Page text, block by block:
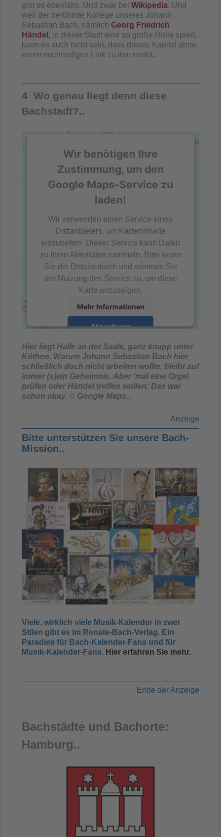
gibt es ebenfalls. Und zwar bei Wikipedia. Und
weil der berühmte Kollege unseres Johann
Sebastian Bach, nämlich Georg Friedrich
Händel, in dieser Stadt eine so große Rolle spielt,
kann es auch nicht sein, dass dieses Kapitel ohne
einen nochmaligen Link zu ihm endet..
4 Wo genau liegt denn diese
Bachstadt?..
Wir benötigen Ihre
Zustimmung, um den
Google Maps-Service zu
laden!
Wir verwenden einen Service eines
Drittanbieters, um Karteninhalte
einzubetten. Dieser Service kann Daten
zu Ihren Aktivitäten sammeln. Bitte lesen
Sie die Details durch und stimmen Sie
der Nutzung des Service zu, um diese
Karte anzuzeigen.
Mehr Informationen
Akzeptieren
Management Platform&eRecht24
Hier liegt Halle an der Saale, ganz knapp unter
Köthen. Warum Johann Sebastian Bach hier
schließlich doch nicht arbeiten wollte, bleibt auf
immer (s)ein Geheimnis. Aber 'mal eine Orgel
prüfen oder Händel treffen wollen: Das war
schon okay. © Google Maps..
Anzeige
Bitte unterstützen Sie unsere Bach-
Mission..
Viele, wirklich viele Musik-Kalender in zwei
Stilen gibt es im Renate-Bach-Verlag. Ein
Paradies für Bach-Kalender-Fans und für
Musik-Kalender-Fans. Hier erfahren Sie mehr..
Ende der Anzeige
Bachstädte und Bachorte:
Hamburg..